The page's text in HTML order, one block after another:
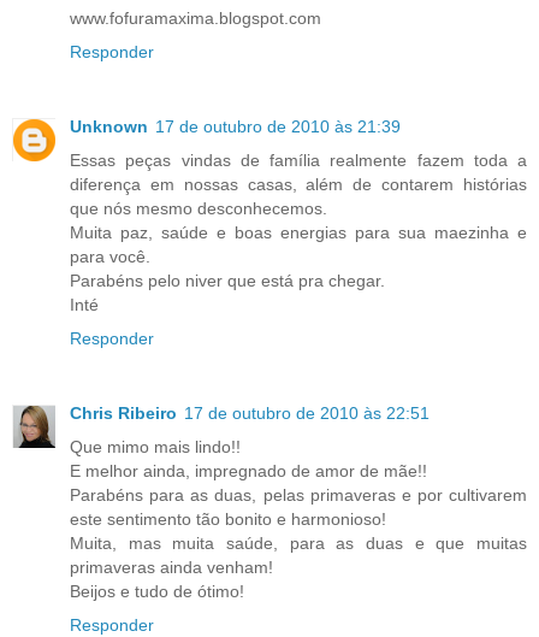
www.fofuramaxima.blogspot.com
Responder
Unknown 17 de outubro de 2010 às 21:39
Essas peças vindas de família realmente fazem toda a
diferença em nossas casas, além de contarem histórias
que nós mesmo desconhecemos.
Muita paz, saúde e boas energias para sua maezinha e
para você.
Parabéns pelo niver que está pra chegar.
Inté
Responder
Chris Ribeiro 17 de outubro de 2010 às 22:51
Que mimo mais lindo!!
E melhor ainda, impregnado de amor de mãe!!
Parabéns para as duas, pelas primaveras e por cultivarem
este sentimento tão bonito e harmonioso!
Muita, mas muita saúde, para as duas e que muitas
primaveras ainda venham!
Beijos e tudo de ótimo!
Responder